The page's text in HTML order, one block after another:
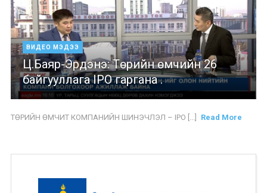
ВИДЕО МЭДЭЭ
Ц.Баяр-Эрдэнэ: Төрийн өмчийн 26
байгууллага IPO гаргана .
ТӨРИЙН ӨМЧИТ КОМПАНИЙН ШИНЭЧЛЭЛ – IPO [...] Read More